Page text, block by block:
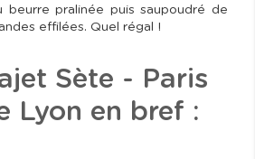
beurre pralinée puis saupoudré de
effilées. Quel régal !
Sète - Paris
Lyon en bref :